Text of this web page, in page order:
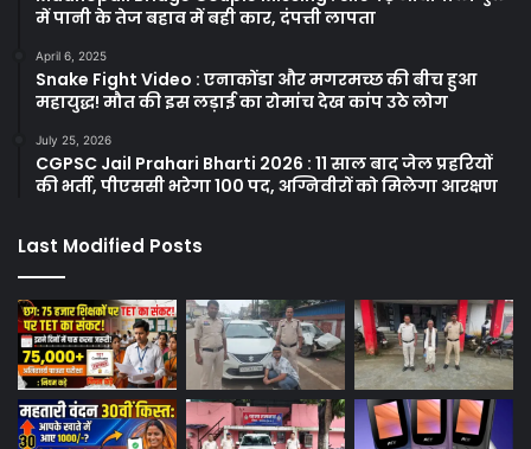
में पानी के तेज बहाव में बही कार, दंपत्ती लापता
April 6, 2025
Snake Fight Video : एनाकोंडा और मगरमच्छ की बीच हुआ
महायुद्ध! मौत की इस लड़ाई का रोमांच देख कांप उठे लोग
July 25, 2026
CGPSC Jail Prahari Bharti 2026 : 11 साल बाद जेल प्रहरियों
की भर्ती, पीएससी भरेगा 100 पद, अग्निवीरों को मिलेगा आरक्षण
Last Modified Posts